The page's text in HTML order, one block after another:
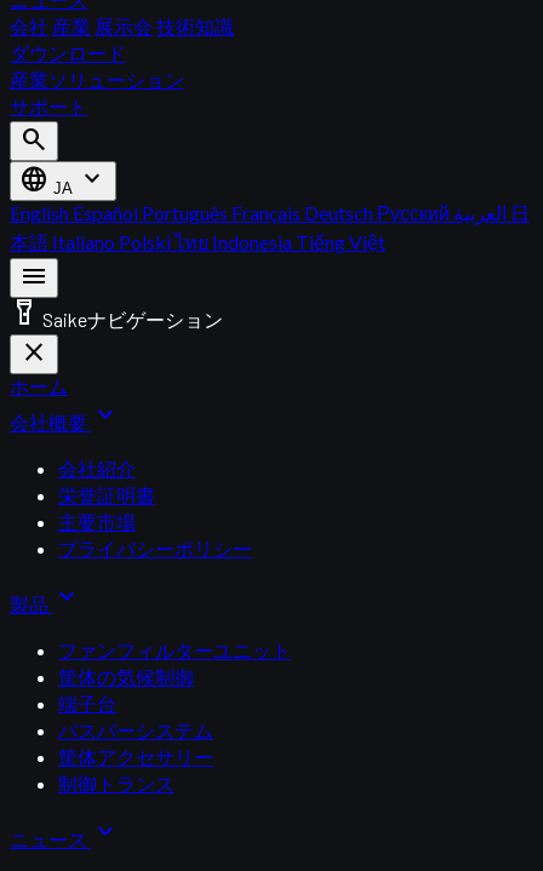
会社 産業 展示会 技術知識
ダウンロード
産業ソリューション
サポート
search
language JA expand_more
English Español Português Français Deutsch Русский
日
本語 Italiano Polskiไทย Indonesia Tiếng Việt
menu
flashlight_on Saikeナビゲーション
close
ホーム
会社概要 expand_more
会社紹介
栄誉証明書
主要市場
プライバシーポリシー
製品 expand_more
ファンフィルターユニット
筐体の気候制御
端子台
バスバーシステム
筐体アクセサリー
制御トランス
ニュース expand_more